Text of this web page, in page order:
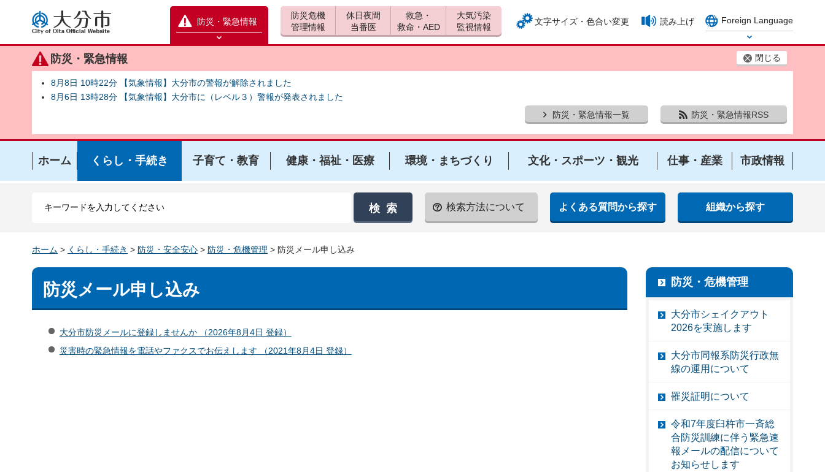
大分市
防災・緊急情報
防災緊急情報を開く
防災・緊急情報 閉じる
8月8日 10時22分 【気象情報】大分市の警報が解除されました
8月6日 13時28分 【気象情報】大分市に（レベル３）警報が発表されました
防災・緊急情報一覧
防災・緊急情報RSS
防災危機
管理情報
休日夜間
当番医
救急・
救命・AED
大気汚染
監視情報
文字サイズ・色合い変更 読み上げ
Foreign Language
Select Language
ホーム くらし・手続き 子育て・教育 健康・福祉・医療 環境・まちづくり 文化・スポーツ・観光 仕事・産業 市政情報
検索方法について よくある質問から探す 組織から探す
ホーム > くらし・手続き > 防災・安全安心 > 防災・危機管理 > 防災メール申し込み
防災メール申し込み
大分市防災メールに登録しませんか （2026年8月4日 登録）
災害時の緊急情報を電話やファクスでお伝えします （2021年8月4日 登録）
防災・危機管理
大分市シェイクアウト
2026を実施します
大分市同報系防災行政無
線の運用について
罹災証明について
令和7年度臼杵市一斉総
合防災訓練に伴う緊急速
報メールの配信について
お知らせします